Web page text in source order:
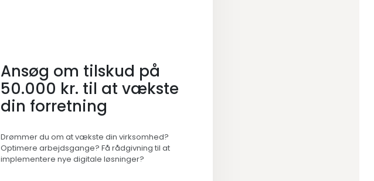
Ansøg om tilskud på
50.000 kr. til at vækste
din forretning
Drømmer du om at vækste din virksomhed?
Optimere arbejdsgange? Få rådgivning til at
implementere nye digitale løsninger?